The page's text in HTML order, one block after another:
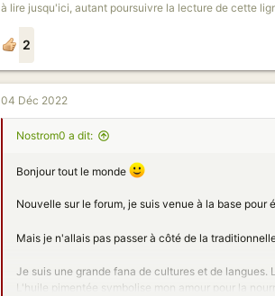
à lire jusqu'ici, autant poursuivre la lecture de cette
2
04 Déc 2022
Nostrom0 a dit:
Bonjour tout le monde
Nouvelle sur le forum, je suis venue à la base
Mais je n'allais pas passer à côté de la
Je suis une grande fana de cultures et de
L'huile pimentée symbolise mon amour pour la